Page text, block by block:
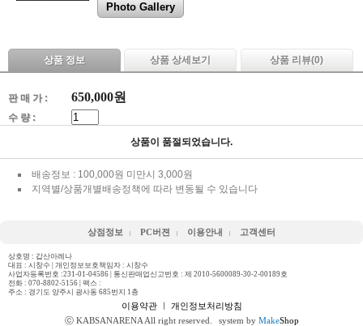
Photo Gallery
상품 정보 상품 상세보기 상품 리뷰(0)
판 매 가 : 650,000원
수 량 :
상품이 품절되었습니다.
배송정보 : 100,000원 미만시 3,000원
지역별/상품개별배송정책에 따라 변동될 수 있습니다
상점정보 PC버젼 이용안내 고객센터
상호명 : 갑산아레나
대표 : 시창수 | 개인정보보호책임자 : 시창수
사업자등록번호 :231-01-04586 | 통신판매업신고번호 : 제 2010-5600089-30-2-00189호
전화 : 070-8802-5156 | 팩스 :
주소 : 경기도 양주시 광사동 685번지 1층
이용약관ㅣ 개인정보처리방침
ⓒ KABSANARENA All right reserved.
system by MakeShop